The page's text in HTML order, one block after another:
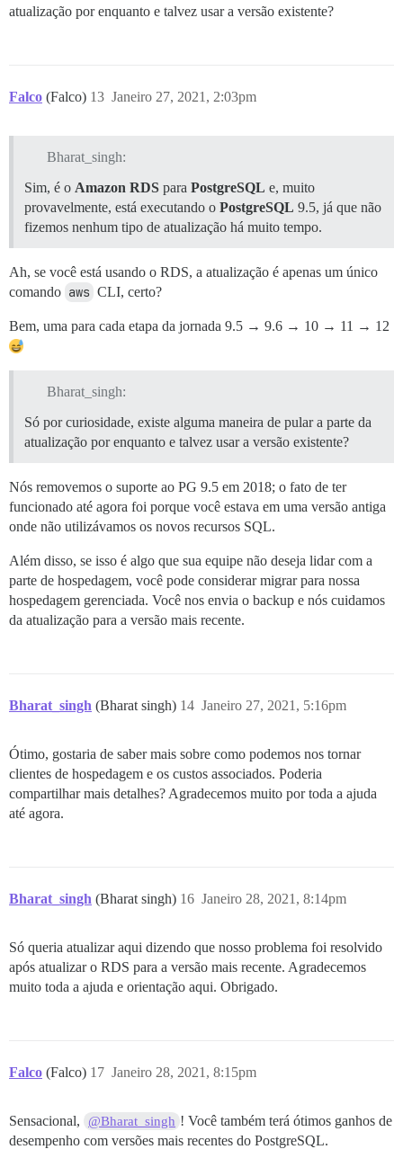
atualização por enquanto e talvez usar a versão existente?
Falco (Falco) Janeiro 27, 2021, 2:03pm
13
Bharat_singh:
Sim, é o Amazon RDS para PostgreSQL e, muito
provavelmente, está executando o PostgreSQL 9.5, já que não
fizemos nenhum tipo de atualização há muito tempo.
Ah, se você está usando o RDS, a atualização é apenas um único
comando aws CLI, certo?
Bem, uma para cada etapa da jornada 9.5 → 9.6 → 10 → 11 → 12
Bharat_singh:
Só por curiosidade, existe alguma maneira de pular a parte da
atualização por enquanto e talvez usar a versão existente?
Nós removemos o suporte ao PG 9.5 em 2018; o fato de ter
funcionado até agora foi porque você estava em uma versão antiga
onde não utilizávamos os novos recursos SQL.
Além disso, se isso é algo que sua equipe não deseja lidar com a
parte de hospedagem, você pode considerar migrar para nossa
hospedagem gerenciada. Você nos envia o backup e nós cuidamos
da atualização para a versão mais recente.
Bharat_singh (Bharat singh) Janeiro 27, 2021, 5:16pm
14
Ótimo, gostaria de saber mais sobre como podemos nos tornar
clientes de hospedagem e os custos associados. Poderia
compartilhar mais detalhes? Agradecemos muito por toda a ajuda
até agora.
Bharat_singh (Bharat singh) Janeiro 28, 2021, 8:14pm
16
Só queria atualizar aqui dizendo que nosso problema foi resolvido
após atualizar o RDS para a versão mais recente. Agradecemos
muito toda a ajuda e orientação aqui. Obrigado.
Falco (Falco) Janeiro 28, 2021, 8:15pm
17
Sensacional, @Bharat_singh ! Você também terá ótimos ganhos de
desempenho com versões mais recentes do PostgreSQL.